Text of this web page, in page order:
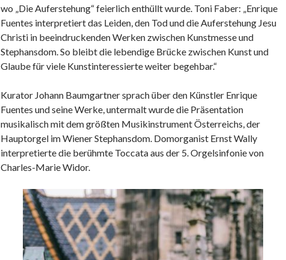
wo „Die Auferstehung“ feierlich enthüllt wurde. Toni Faber: „Enrique
Fuentes interpretiert das Leiden, den Tod und die Auferstehung Jesu
Christi in beeindruckenden Werken zwischen Kunstmesse und
Stephansdom. So bleibt die lebendige Brücke zwischen Kunst und
Glaube für viele Kunstinteressierte weiter begehbar.“
Kurator Johann Baumgartner sprach über den Künstler Enrique
Fuentes und seine Werke, untermalt wurde die Präsentation
musikalisch mit dem größten Musikinstrument Österreichs, der
Hauptorgel im Wiener Stephansdom. Domorganist Ernst Wally
interpretierte die berühmte Toccata aus der 5. Orgelsinfonie von
Charles-Marie Widor.